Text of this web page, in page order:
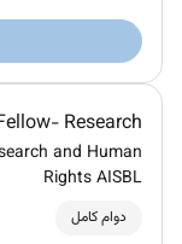
Research
and Human
Rights AISBL
دوام كامل